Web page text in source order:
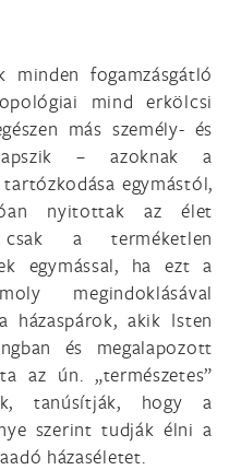
minden fogamzásgátló
mind erkölcsi
más személy- és
– azoknak a
egymástól,
nyitottak az élet
a terméketlen
egymással, ha ezt a
megindoklásával
házaspárok, akik Isten
és megalapozott
az ún. „természetes”
tanúsítják, hogy a
szerint tudják élni a
házaséletet.